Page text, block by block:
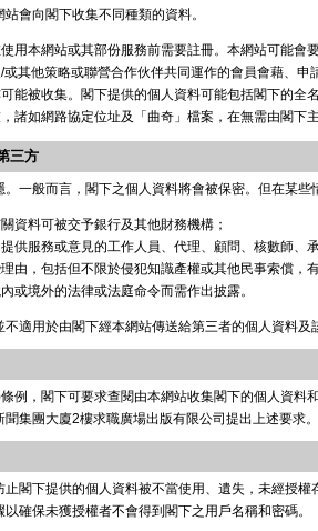
會向閣下收集不同種類的資料。
用本網站或其部份服務前需要註冊。本網站可能
其他策略或聯營合作伙伴共同運作的會員會藉、
能被收集。閣下提供的個人資料可能包括閣下的
諸如網路協定位址及「曲奇」檔案，在無需由閣下
三方
一般而言，閣下之個人資料將會被保密。但在某
資料可被交予銀行及其他財務機構；
供服務或意見的工作人員、代理、顧問、核數師、
由，包括但不限於侵犯知識產權或其他民事索償
或境外的法律或法庭命令而需作出披露。
不適用於由閣下經本網站傳送給第三者的個人資料
例，閣下可要求查閱由本網站收集閣下的個人資
集團大廈2樓求職廣場出版有限公司提出上述要求。
閣下提供的個人資料被不當使用、遺失，未經授
確保未獲授權者不會得到閣下之用戶名稱和密碼。